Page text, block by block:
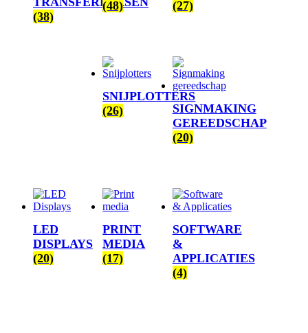
(38)
(48) (27)
SNIJPLOTTERS
(26)
SIGNMAKING
GEREEDSCHAP
(20)
LED
DISPLAYS
(20)
PRINT
MEDIA
(17)
SOFTWARE
&
APPLICATIES
(4)